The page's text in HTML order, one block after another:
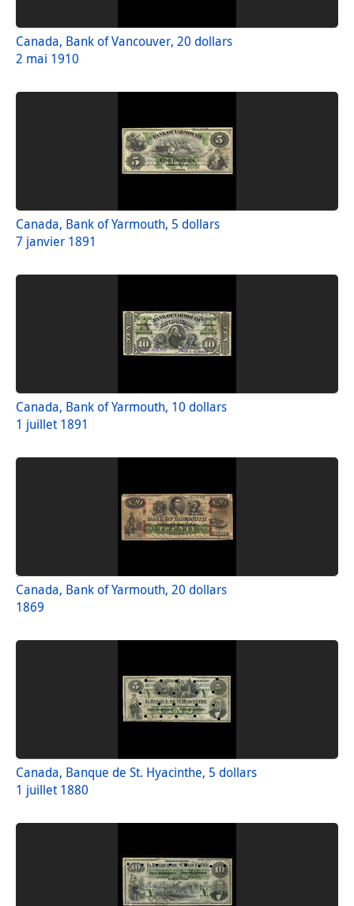
Canada, Bank of Vancouver, 20 dollars
2 mai 1910
Canada, Bank of Yarmouth, 5 dollars
7 janvier 1891
Canada, Bank of Yarmouth, 10 dollars
1 juillet 1891
Canada, Bank of Yarmouth, 20 dollars
1869
Canada, Banque de St. Hyacinthe, 5 dollars
1 juillet 1880